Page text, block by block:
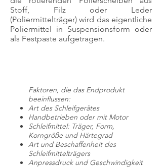
Faktoren, die das Endprodukt
beeinflussen:
Art des Schleifgerätes
Handbetrieben oder mit Motor
Schleifmittel: Träger, Form,
Korngröße und Härtegrad
Art und Beschaffenheit des
Schleifmittelträgers
Anpressdruck und Geschwindigkeit
Stoff, Filz oder Leder
(Poliermittelträger) wird das eigentliche
Poliermittel in Suspensionsform oder
als Festpaste aufgetragen.